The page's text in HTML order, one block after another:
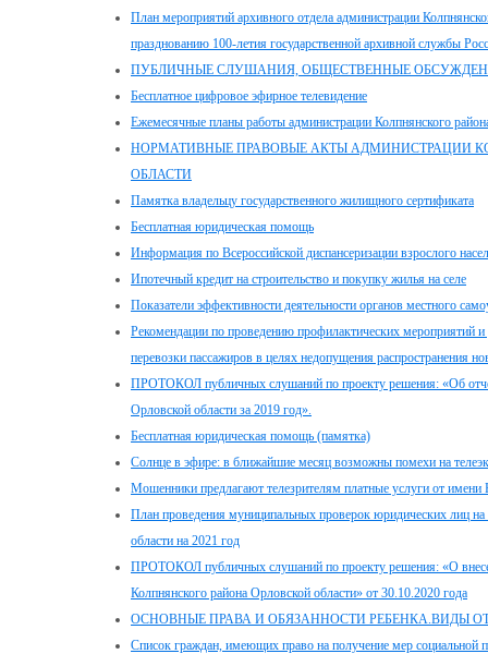
План мероприятий архивного отдела администрации
празднованию 100-летия государственной архивной службы
ПУБЛИЧНЫЕ СЛУШАНИЯ, ОБЩЕСТВЕННЫЕ
Бесплатное цифровое эфирное телевидение
Ежемесячные планы работы администрации Колпнянского
НОРМАТИВНЫЕ ПРАВОВЫЕ АКТЫ АДМИНИСТРАЦИИ
ОБЛАСТИ
Памятка владельцу государственного жилищного сертификата
Бесплатная юридическая помощь
Информация по Всероссийской диспансеризации взрослого
Ипотечный кредит на строительство и покупку жилья на селе
Показатели эффективности деятельности органов местного
Рекомендации по проведению профилактических мероприятий
перевозки пассажиров в целях недопущения распространения
ПРОТОКОЛ публичных слушаний по проекту решения: «Об
Орловской области за 2019 год».
Бесплатная юридическая помощь (памятка)
Солнце в эфире: в ближайшие месяц возможны помехи на
Мошенники предлагают телезрителям платные услуги от
План проведения муниципальных проверок юридических лиц
области на 2021 год
ПРОТОКОЛ публичных слушаний по проекту решения: «О
Колпнянского района Орловской области» от 30.10.2020 года
ОСНОВНЫЕ ПРАВА И ОБЯЗАННОСТИ РЕБЕНКА.ВИДЫ
Список граждан, имеющих право на получение мер социальной